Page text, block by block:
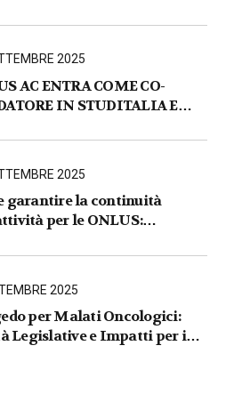
2025
AC ENTRA COME CO-
IN STUDITALIA E
2025
garantire la continuità
per le ONLUS :
2026
2025
per Malati Oncologici:
Legislative e Impatti per i